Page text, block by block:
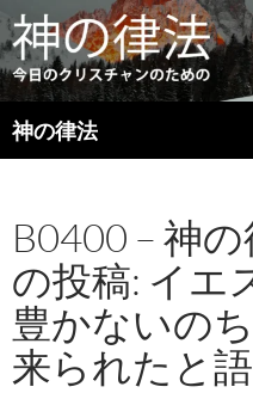
神の律法
検
索
ン
ツ
へ
ス
キ
ッ
プ
B0400 – 神
の投稿: イエ
豊かないの
来られたと